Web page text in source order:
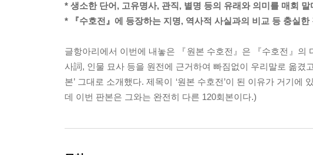
* 생소한 단어, 고유명사, 관직, 별명 등의 유래와 의미를 매회 말
* 『수호전』에 등장하는 지명, 역사적 사실과의 비교 등 충실한
글항아리에서 이번에 내놓은 『원본 수호전』은 『수호전』
사詞, 인물 묘사 등을 원전에 근거하여 빠짐없이 우리말로 옮겼
본’ 그대로 소개했다. 제목이 ‘원본 수호전’이 된 이유가 거기
데 이번 판본은 그와는 완전히 다른 120회본이다.)